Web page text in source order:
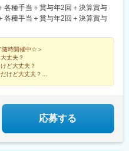
広島県、福岡県※住宅補助あり！
配属先一例】中外製薬株式会社
明治堺化学工業株式会社日本化薬
ファインケミカル宇都宮株式
ウム株式会社高田製薬株式会社
マテリアルゲート三井化学EMS
＼NEW！エリア制度導入／全国
きな場所で研究をしたい方も、ご
種手当＋賞与年2回＋決算賞与
種手当＋賞与年2回＋決算賞与
時開催中☆＞
丈夫？
ど大丈夫？
けど大丈夫？
いてみたいという方も大歓迎♪
応募する